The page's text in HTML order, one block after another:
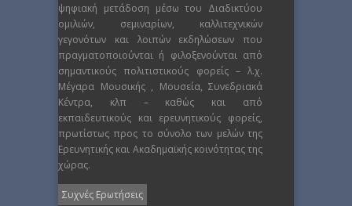
ψηφιακή μετάδοση μέσω του Διαδικτύου
ομιλιών, σεμιναρίων, καλλιτεχνικών
γεγονότων και λοιπών εκδηλώσεων που
πραγματοποιούνται ή φιλοξενούνται από
σημαντικούς πολιτιστικούς φορείς – λ.χ.
Μέγαρα Μουσικής , Μουσεία, Συνεδριακά
Κέντρα, κλπ – καθώς και από
εκπαιδευτικούς και ερευνητικούς φορείς,
πρωτίστως προς το σύνολο των μελών της
Ερευνητικής και Ακαδημαϊκής κοινότητας της
χώρας.
Συχνές Ερωτήσεις